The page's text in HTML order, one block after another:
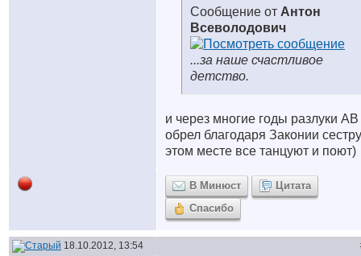
Сообщение от Антон
Всеволодович
...за наше счастливое
детство.
и через многие годы разлуки АВ
обрел благодаря Законии
этом месте все танцуют и поют)
В Минюст
Цитата
Спасибо
18.10.2012, 13:54